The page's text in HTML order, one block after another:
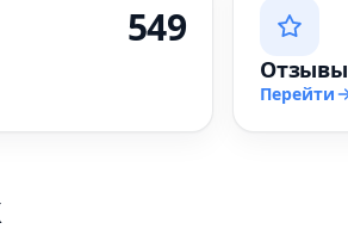
549
Отзывы
Перейти